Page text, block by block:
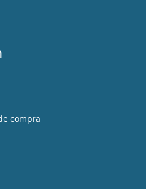
compra